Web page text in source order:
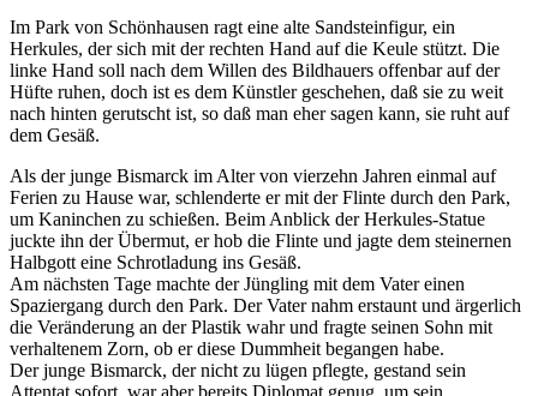
Im Park von Schönhausen ragt eine alte Sandsteinfigur, ein
Herkules, der sich mit der rechten Hand auf die Keule stützt. Die
linke Hand soll nach dem Willen des Bildhauers offenbar auf der
Hüfte ruhen, doch ist es dem Künstler geschehen, daß sie zu weit
nach hinten gerutscht ist, so daß man eher sagen kann, sie ruht auf
dem Gesäß.
Als der junge Bismarck im Alter von vierzehn Jahren einmal auf
Ferien zu Hause war, schlenderte er mit der Flinte durch den Park,
um Kaninchen zu schießen. Beim Anblick der Herkules-Statue
juckte ihn der Übermut, er hob die Flinte und jagte dem steinernen
Halbgott eine Schrotladung ins Gesäß.
Am nächsten Tage machte der Jüngling mit dem Vater einen
Spaziergang durch den Park. Der Vater nahm erstaunt und ärgerlich
die Veränderung an der Plastik wahr und fragte seinen Sohn mit
verhaltenem Zorn, ob er diese Dummheit begangen habe.
Der junge Bismarck, der nicht zu lügen pflegte, gestand sein
Attentat sofort, war aber bereits Diplomat genug, um sein